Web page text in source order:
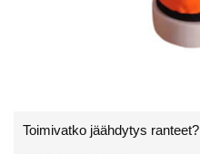
Toimivatko jäähdytys ranteet?